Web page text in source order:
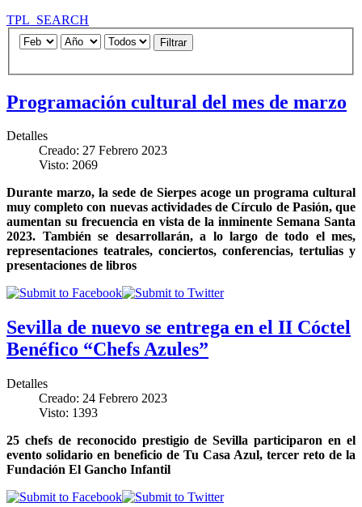
TPL_SEARCH
Filtrar
Programación cultural del mes de marzo
Detalles
Creado: 27 Febrero 2023
Visto: 2069
Durante marzo, la sede de Sierpes acoge un programa cultural
muy completo con nuevas actividades de Círculo de Pasión, que
aumentan su frecuencia en vista de la inminente Semana Santa
2023. También se desarrollarán, a lo largo de todo el mes,
representaciones teatrales, conciertos, conferencias, tertulias y
presentaciones de libros
Sevilla de nuevo se entrega en el II Cóctel
Benéfico “Chefs Azules”
Detalles
Creado: 24 Febrero 2023
Visto: 1393
25 chefs de reconocido prestigio de Sevilla participaron en el
evento solidario en beneficio de Tu Casa Azul, tercer reto de la
Fundación El Gancho Infantil